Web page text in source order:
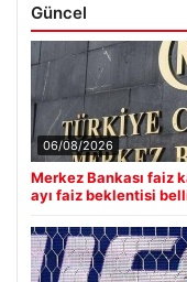
Güncel
06/08/2026
Merkez Bankası faiz
ayı faiz beklentisi